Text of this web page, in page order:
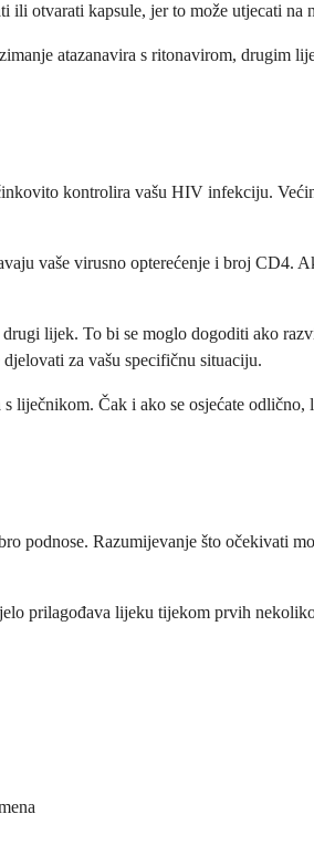
otvarati kapsule, jer to može utjecati
atazanavira s ritonavirom, drugim
kontrolira vašu HIV infekciju.
vaše virusno opterećenje i broj CD4.
lijek. To bi se moglo dogoditi ako
za vašu specifičnu situaciju.
liječnikom. Čak i ako se osjećate
Razumijevanje što očekivati
prilagođava lijeku tijekom prvih